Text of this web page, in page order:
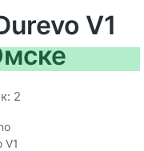
V1
2
V1